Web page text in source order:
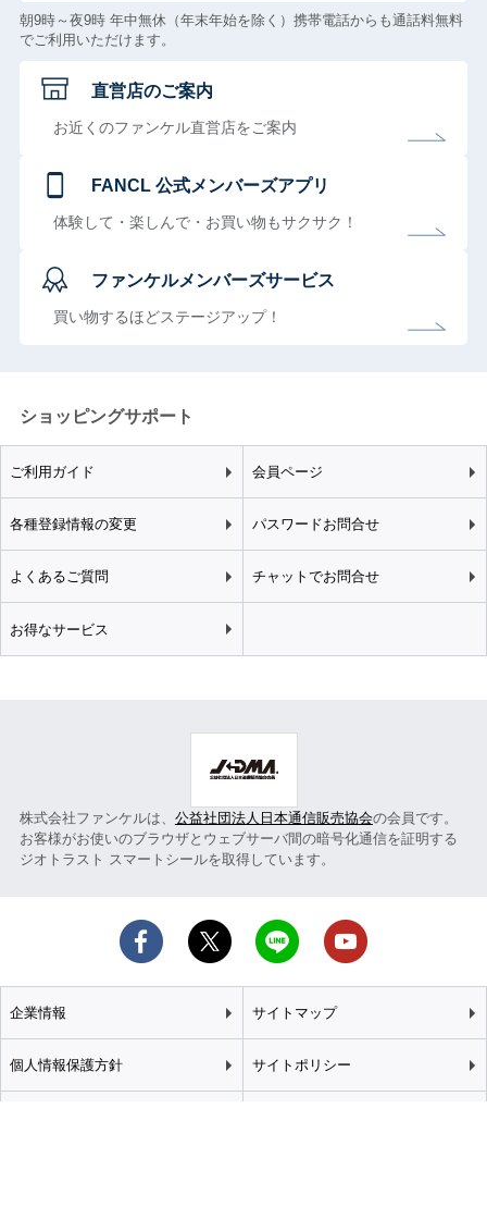
朝9時～夜9時 年中無休（年末年始を除く）携帯電話からも通話料無料
でご利用いただけます。
直営店のご案内
お近くのファンケル直営店をご案内
FANCL 公式メンバーズアプリ
体験して・楽しんで・お買い物もサクサク！
ファンケルメンバーズサービス
買い物するほどステージアップ！
ショッピングサポート
ご利用ガイド 会員ページ
各種登録情報の変更 パスワードお問合せ
よくあるご質問 チャットでお問合せ
お得なサービス
株式会社ファンケルは、 公益社団法人日本通信販売協会の会員です。
お客様がお使いのブラウザとウェブサーバ間の暗号化通信を証明する
ジオトラスト スマートシールを取得しています。
企業情報 サイトマップ
個人情報保護方針 サイトポリシー